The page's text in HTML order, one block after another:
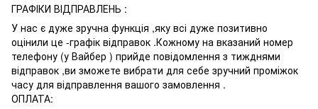
ГРАФІКИ ВІДПРАВЛЕНЬ :
У нас є дуже зручна функція ,яку всі дуже позитивно
оцінили це -графік відправок .Кожному на вказаний номер
телефону (у Вайбер ) прийде повідомлення з тижднями
відправок ,ви зможете вибрати для себе зручний проміжок
часу для відправлення вашого замовлення .
ОПЛАТА: